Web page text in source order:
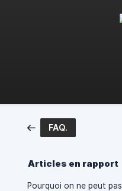
FAQ.
Articles en rapport
Pourquoi on ne peut pas